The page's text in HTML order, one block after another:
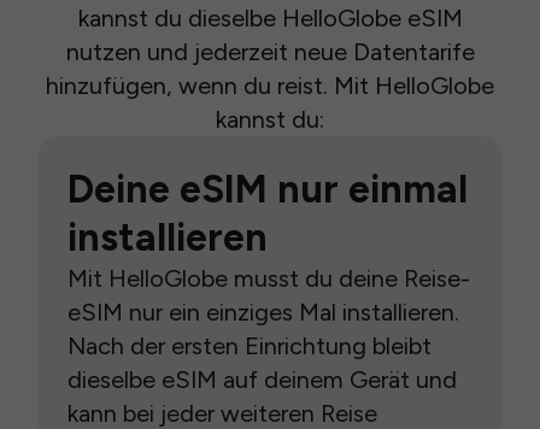
kannst du dieselbe HelloGlobe eSIM
nutzen und jederzeit neue Datentarife
hinzufügen, wenn du reist. Mit HelloGlobe
kannst du:
Deine eSIM nur einmal
installieren
Mit HelloGlobe musst du deine Reise-
eSIM nur ein einziges Mal installieren.
Nach der ersten Einrichtung bleibt
dieselbe eSIM auf deinem Gerät und
kann bei jeder weiteren Reise